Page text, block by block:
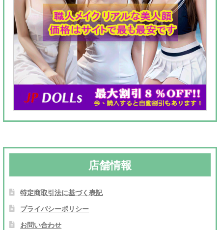
店舗情報
特定商取引法に基づく表記
プライバシーポリシー
お問い合わせ